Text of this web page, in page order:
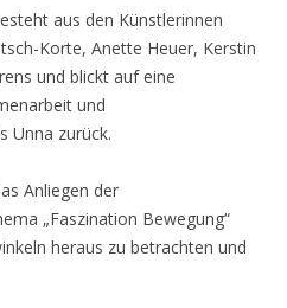
aus den Künstlerinnen
Korte, Anette Heuer, Kerstin
und blickt auf eine
und
Unna zurück.
Anliegen der
„Faszination Bewegung“
heraus zu betrachten und